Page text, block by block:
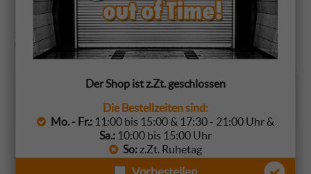
und extra Kartoffelecken mit Knoblauch-, Salsa-,
Joghurtdressing, Majo oder selbstgemachtem Ketchup
(G, A 1:4, C, I, J, 2, 11)
€
Optionen wählen
Vegetarischer BurgerVorbestellen
Der Shop ist z.Zt. geschlossen
Die Bestellzeiten sind:
Mo. - Fr.: 11:00 bis 15:00 & 17:30 - 21:00 Uhr &
Sa.: 10:00 bis 15:00 Uhr
So: z.Zt. Ruhetag